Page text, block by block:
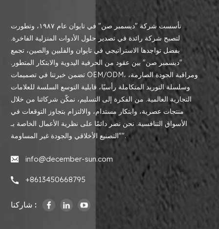
تأسست شركة "ديسمبر صن" في تايوان عام ١٩٨٧، وتطورت
لتصبح شركة رائدة في تصدير حلول الأدوات المنزلية الفاخرة.
بفضل تواجدها الاستراتيجي في تايوان والفلبين والصين، تجمع
"ديسمبر صن" بين عقود من الحرفية اليدوية والابتكار المتطور.
تضمن خبرتنا في تصميمات OEM/ODM، ومراقبة الجودة الصارمة،
وسلسلة التوريد المتكاملة رأسيًا، قابلية التوسع السلسة للعلامات
التجارية العالمية. من الفكرة إلى التسليم، نمكّن شركائنا من خلال
منتجات عصرية، وابتكار مستدام، والالتزام بتجاوز التوقعات في
الأسواق التنافسية. نحن نصر دائمًا على نظرية الأعمال الخاصة بـ
"التصنيع الأخلاقي والجودة غير المساومة".
info@december-sun.com
+8613450668795
شاركنا :